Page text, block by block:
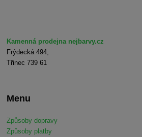
Kamenná prodejna nejbarvy.cz
Frýdecká 494,
Třinec 739 61
Menu
Způsoby dopravy
Způsoby platby